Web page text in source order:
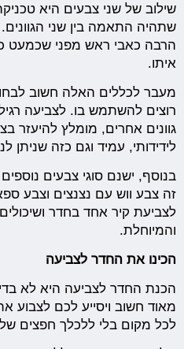
שילוב של שני צבעים היא
שתהיה התאמה בין שני הגוונים.
הרבה כאבי ראש מפני שכמעט
איתו.
מעבר לכללים האלה חשוב
רוצים להשתמש בו. לצביעה
גוונים אחרים, מומלץ להיעזר
לידידותי, עמיד וגם כזה שניתן
בנוסף, ישנם סוגי צבעים
זה צבע ווש עם נצנצים וצבע
לצביעת קיר אחד בחדר
והמיוחלת.
הכינו את החדר לצביעה
הכנת החדר לצביעה היא לא
מאוד חשוב ויסייע לכם לצבוע
לכל מקום בלי ללכלך חפצים